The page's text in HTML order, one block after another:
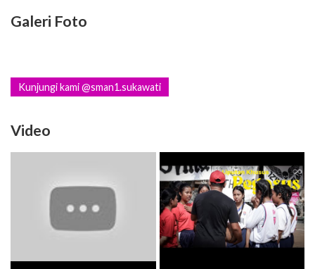
Galeri Foto
Kunjungi kami @sman1.sukawati
Video